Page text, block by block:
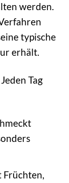
werden.
typische
erhält.
Tag
Früchten,